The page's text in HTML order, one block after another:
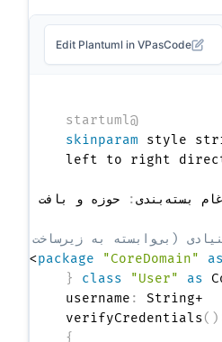
Edit Plantuml in VPasCode
skinparam
style strictuml
left to right direction
:
package "CoreDomain"
class "User" as
{
:
String
(
Boolean